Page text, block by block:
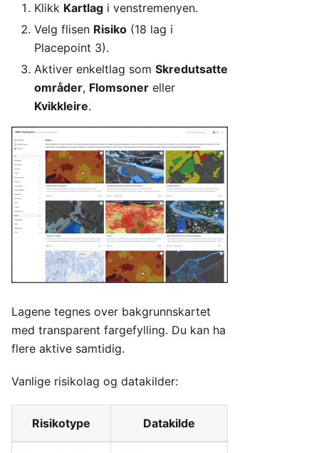
Klikk Kartlag i venstremenyen.
Velg flisen Risiko (18 lag i
Placepoint 3).
Aktiver enkeltlag som Skredutsatte
områder, Flomsoner eller
Kvikkleire.
Lagene tegnes over bakgrunnskartet
med transparent fargefylling. Du kan ha
flere aktive samtidig.
Vanlige risikolag og datakilder:
Risikotype Datakilde